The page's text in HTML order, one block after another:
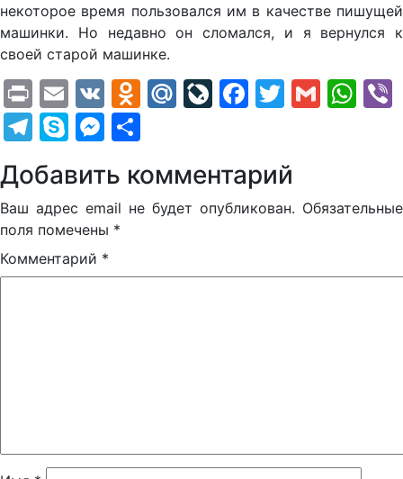
некоторое время пользовался им в качестве пишущей
машинки. Но недавно он сломался, и я вернулся к
своей старой машинке.
PrintEmail
VK Odnoklassniki
Mail.Ru
LiveJournal
Facebook
Twitter
Gmail
Telegram
SkypeMessenger
Добавить комментарий
Ваш адрес email не будет опубликован. Обязательные
поля помечены *
Комментарий *